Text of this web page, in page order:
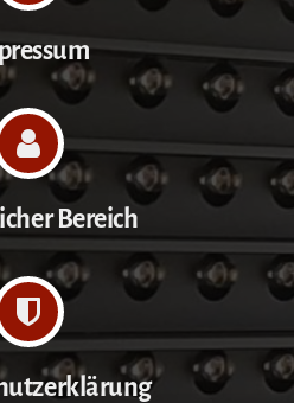
Bereich